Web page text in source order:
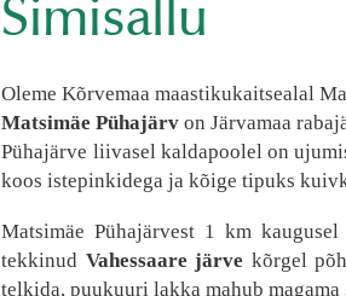
Simisallu
Oleme Kõrvemaa maastikukaitsealal
Matsimäe Pühajärv on Järvamaa
Pühajärve liivasel kaldapoolel on
koos istepinkidega ja kõige tipuks
Matsimäe Pühajärvest 1 km kaugusel
tekkinud Vahessaare järve kõrgel
telkida, puukuuri lakka mahub